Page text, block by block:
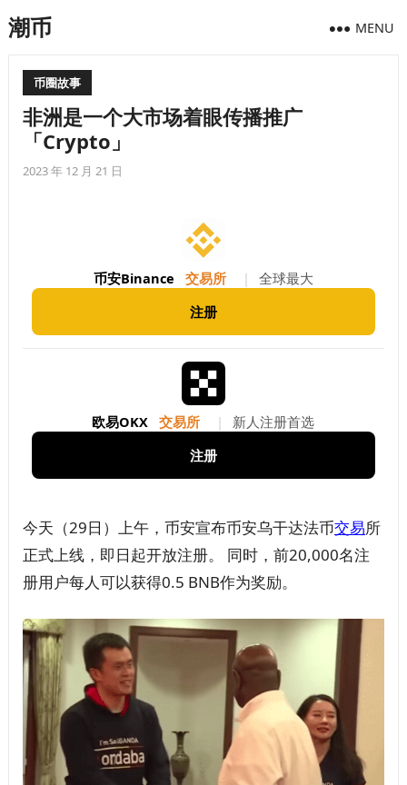
潮币 MENU
币圈故事
非洲是一个大市场着眼传播推广
「Crypto」
2023 年 12 月 21 日
币安Binance 交易所 |
全球最大
注册
欧易OKX 交易所 |
新人注册首选
注册
今天（29日）上午，币安宣布币安乌干达法币交易所
正式上线，即日起开放注册。 同时，前20,000名注
册用户每人可以获得0.5 BNB作为奖励。